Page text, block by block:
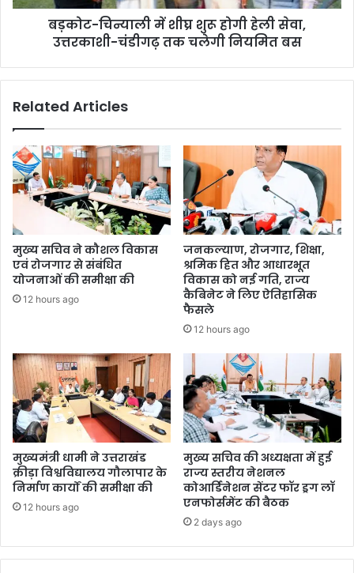
बड़कोट-चिन्याली में शीघ्र शुरू होगी हेली सेवा,
उत्तरकाशी-चंडीगढ़ तक चलेगी नियमित बस
Related Articles
मुख्य सचिव ने कौशल विकास
एवं रोजगार से संबंधित
योजनाओं की समीक्षा की
12 hours ago
जनकल्याण, रोजगार, शिक्षा,
श्रमिक हित और आधारभूत
विकास को नई गति, राज्य
कैबिनेट ने लिए ऐतिहासिक
फैसले
12 hours ago
मुख्यमंत्री धामी ने उत्तराखंड
क्रीड़ा विश्वविद्यालय गौलापार के
निर्माण कार्यों की समीक्षा की
12 hours ago
मुख्य सचिव की अध्यक्षता में हुई
राज्य स्तरीय नेशनल
कोआर्डिनेशन सेंटर फॉर ड्रग लॉ
एनफोर्समेंट की बैठक
2 days ago